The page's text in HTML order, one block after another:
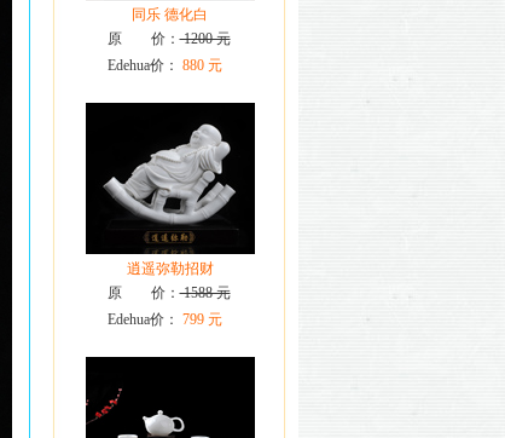
同乐 德化白
原 价：1200 元
Edehua价： 880 元
逍遥弥勒招财
原 价：1588 元
Edehua价： 799 元